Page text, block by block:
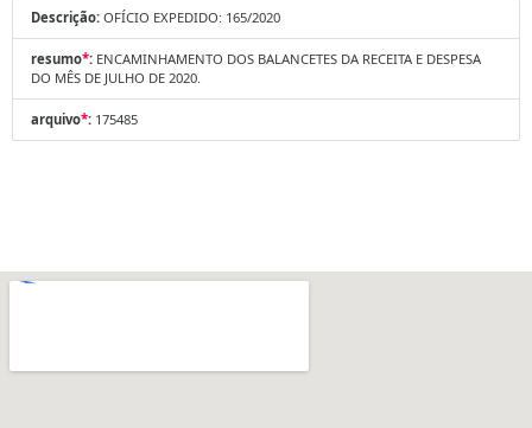
Descrição: OFÍCIO EXPEDIDO: 165/2020
resumo*: ENCAMINHAMENTO DOS BALANCETES DA RECEITA E DESPESA
DO MÊS DE JULHO DE 2020.
arquivo*: 175485